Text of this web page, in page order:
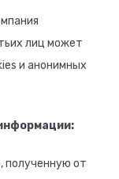
лиц может
и анонимных
полученную от